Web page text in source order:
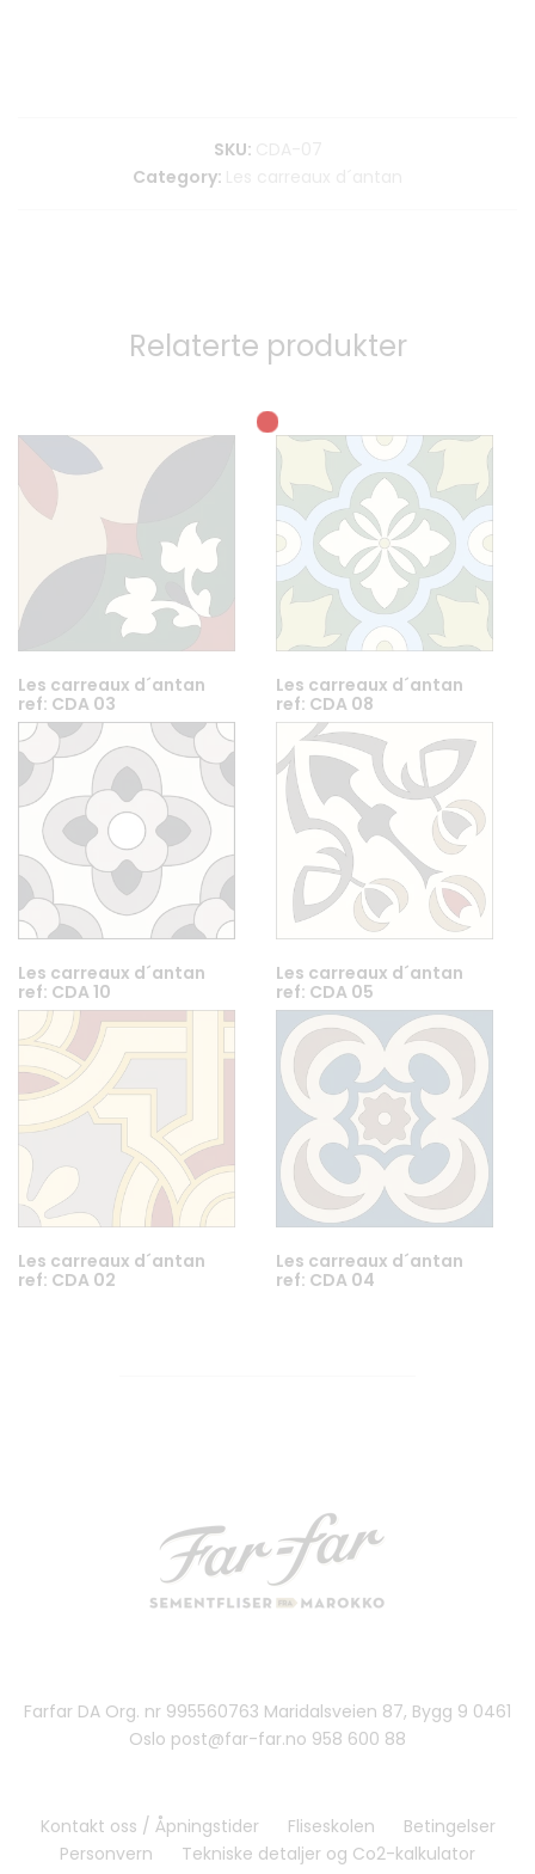
SKU:
Category:
Relaterte produkter
Les carreaux d´antan
ref: CDA 03
Les carreaux d´antan
ref: CDA 08
Les carreaux d´antan
ref: CDA 10
Les carreaux d´antan
ref: CDA 05
Les carreaux d´antan
ref: CDA 02
Les carreaux d´antan
ref: CDA 04
Farfar DA Org. nr 995560763 Maridalsveien 87, Bygg 9 0461
Oslo post@far-far.no 958 600 88
Kontakt oss / Åpningstider Fliseskolen
Betingelser
Personvern
Tekniske detaljer og Co2-kalkulator